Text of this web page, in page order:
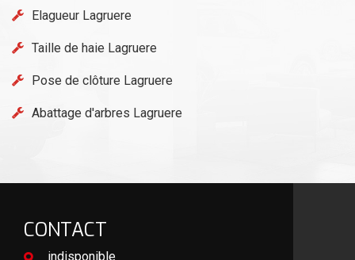
Elagueur Lagruere
Taille de haie Lagruere
Pose de clôture Lagruere
Abattage d'arbres Lagruere
CONTACT
indisponible